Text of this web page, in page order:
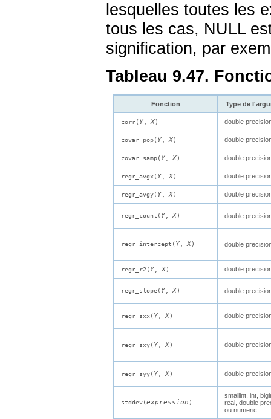
lesquelles toutes les
tous les cas, NULL
signification, par
Tableau 9.47.
Fonction Type de
corr( Y, X) double
covar_pop( Y, X) double
covar_samp( Y, X) double
regr_avgx( Y, X) double
regr_avgy( Y, X) double
regr_count( Y, X) double
regr_intercept( Y, X) double
regr_r2( Y, X) double
regr_slope( Y, X) double
regr_sxx( Y, X) double
regr_sxy( Y, X) double
regr_syy( Y, X) double
stddev(expression )
smallint, int,
real, double
ou numeric